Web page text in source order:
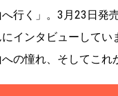
行く」。3月23日発
インタビューして
の憧れ、そしてこれ